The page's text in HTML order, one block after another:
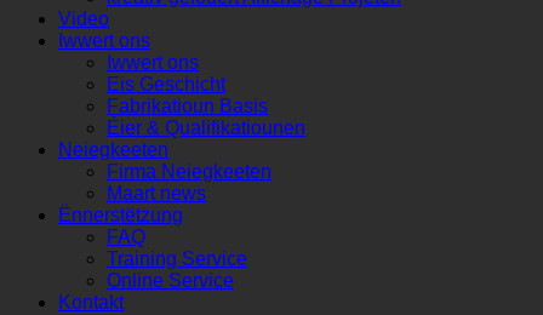
Video
Iwwert ons
Iwwert ons
Eis Geschicht
Fabrikatioun Basis
Éier & Qualifikatiounen
Neiegkeeten
Firma Neiegkeeten
Maart news
Ënnerstëtzung
FAQ
Training Service
Online Service
Kontakt